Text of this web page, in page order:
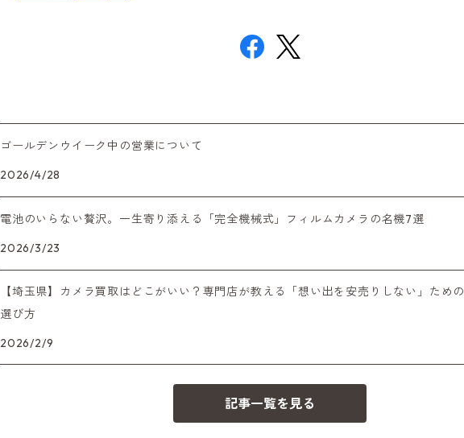
ゴールデンウイーク中の営業について
2026/4/28
電池のいらない贅沢。一生寄り添える「完全機械式」フィルムカメラの名機7選
2026/3/23
【埼玉県】カメラ買取はどこがいい？専門店が教える「想い出を安売りしない」ための
選び方
2026/2/9
記事一覧を見る